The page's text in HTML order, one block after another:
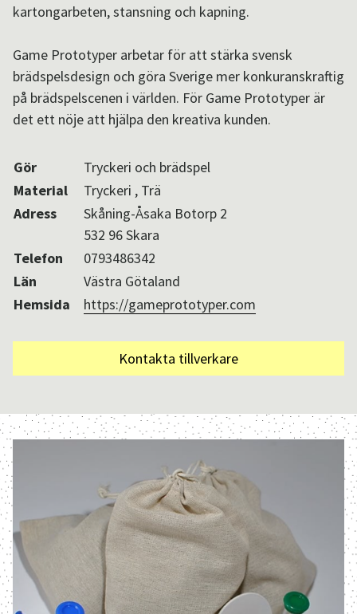
Samarbeten
Aktuellt i SPOK-nätverket
kartongarbeten, stansning och kapning.
Game Prototyper arbetar för att stärka svensk
brädspelsdesign och göra Sverige mer konkuranskraftig
på brädspelscenen i världen. För Game Prototyper är
det ett nöje att hjälpa den kreativa kunden.
Gör
Tryckeri och brädspel
Material
Tryckeri , Trä
Adress
Skåning-Åsaka Botorp 2
532 96 Skara
Telefon
0793486342
Län
Västra Götaland
Hemsida
https://gameprototyper.com
Kontakta tillverkare